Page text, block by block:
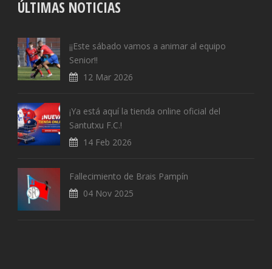
ÚLTIMAS NOTICIAS
¡¡Este sábado vamos a animar al equipo
Senior!!
12 Mar 2026
¡Ya está aquí la tienda online oficial del
Santutxu F.C.!
14 Feb 2026
Fallecimiento de Brais Pampín
04 Nov 2025